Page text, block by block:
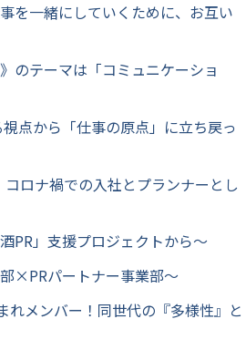
を一緒にしていくために、お互い
のテーマは「コミュニケーショ
点から「仕事の原点」に立ち戻っ
ロナ禍での入社とプランナーとし
PR」支援プロジェクトから～
×PRパートナー事業部～
メンバー！同世代の『多様性』と